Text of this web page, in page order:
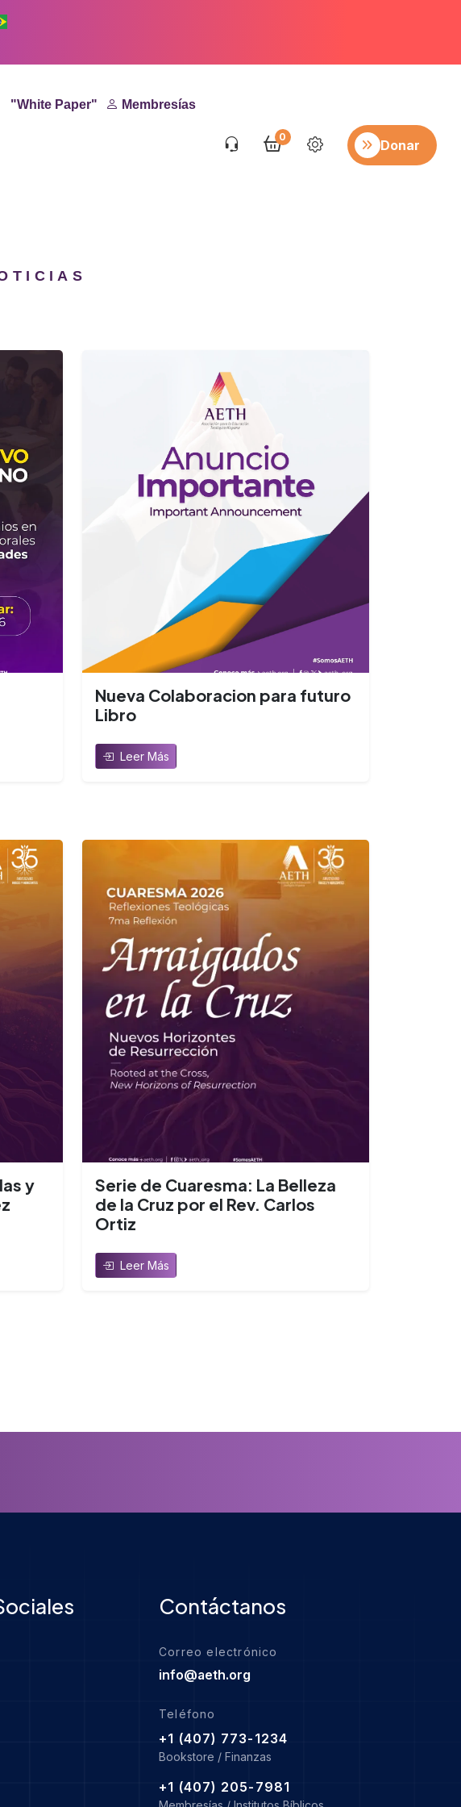
"White Paper" Membresías
0
Donar
Nueva Colaboracion para futuro
Libro
Leer Más
y
Serie de Cuaresma: La Belleza
de la Cruz por el Rev. Carlos
Ortiz
Leer Más
Contáctanos
Correo electrónico
info@aeth.org
Teléfono
+1 (407) 773-1234
Bookstore / Finanzas
+1 (407) 205-7981